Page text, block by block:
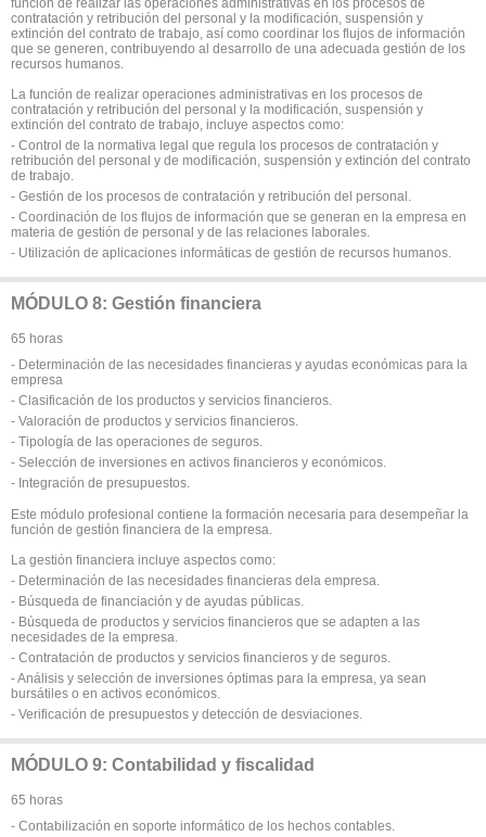
contratación y retribución del personal y la modificación, suspensión y
extinción del contrato de trabajo, así como coordinar los flujos de información
que se generen, contribuyendo al desarrollo de una adecuada gestión de los
recursos humanos.
La función de realizar operaciones administrativas en los procesos de
contratación y retribución del personal y la modificación, suspensión y
extinción del contrato de trabajo, incluye aspectos como:
- Control de la normativa legal que regula los procesos de contratación y
retribución del personal y de modificación, suspensión y extinción del contrato
de trabajo.
- Gestión de los procesos de contratación y retribución del personal.
- Coordinación de los flujos de información que se generan en la empresa en
materia de gestión de personal y de las relaciones laborales.
- Utilización de aplicaciones informáticas de gestión de recursos humanos.
MÓDULO 8: Gestión financiera
65 horas
- Determinación de las necesidades financieras y ayudas económicas para la
empresa
- Clasificación de los productos y servicios financieros.
- Valoración de productos y servicios financieros.
- Tipología de las operaciones de seguros.
- Selección de inversiones en activos financieros y económicos.
- Integración de presupuestos.
Este módulo profesional contiene la formación necesaria para desempeñar la
función de gestión financiera de la empresa.
La gestión financiera incluye aspectos como:
- Determinación de las necesidades financieras dela empresa.
- Búsqueda de financiación y de ayudas públicas.
- Búsqueda de productos y servicios financieros que se adapten a las
necesidades de la empresa.
- Contratación de productos y servicios financieros y de seguros.
- Análisis y selección de inversiones óptimas para la empresa, ya sean
bursátiles o en activos económicos.
- Verificación de presupuestos y detección de desviaciones.
MÓDULO 9: Contabilidad y fiscalidad
65 horas
- Contabilización en soporte informático de los hechos contables.